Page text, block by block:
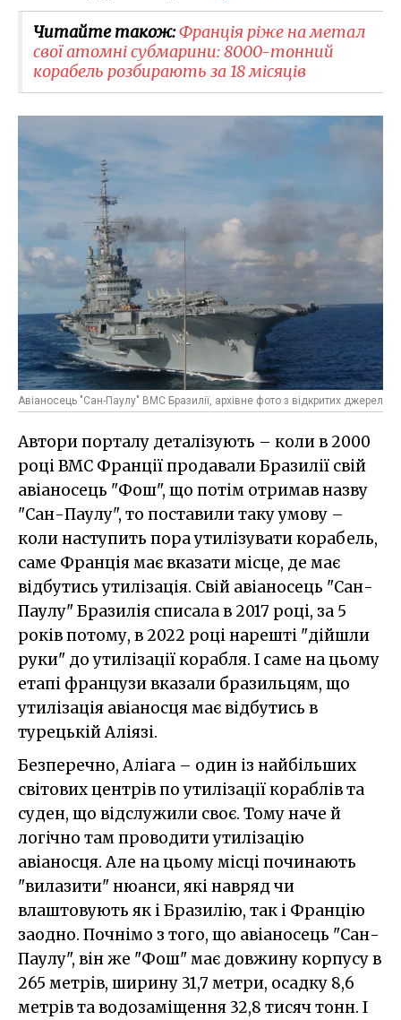
Читайте також:Франція ріже на метал
свої атомні субмарини: 8000-тонний
корабель розбирають за 18 місяців
Авіаносець "Сан-Паулу" ВМС Бразилії, архівне фото з відкритих джерел
Автори порталу деталізують – коли в 2000
році ВМС Франції продавали Бразилії свій
авіаносець "Фош", що потім отримав назву
"Сан-Паулу", то поставили таку умову –
коли наступить пора утилізувати корабель,
саме Франція має вказати місце, де має
відбутись утилізація. Свій авіаносець "Сан-
Паулу" Бразилія списала в 2017 році, за 5
років потому, в 2022 році нарешті "дійшли
руки" до утилізації корабля. І саме на цьому
етапі французи вказали бразильцям, що
утилізація авіаносця має відбутись в
турецькій Аліязі.
Безперечно, Аліага – один із найбільших
світових центрів по утилізації кораблів та
суден, що відслужили своє. Тому наче й
логічно там проводити утилізацію
авіаносця. Але на цьому місці починають
"вилазити" нюанси, які навряд чи
влаштовують як і Бразилію, так і Францію
заодно. Почнімо з того, що авіаносець "Сан-
Паулу", він же "Фош" має довжину корпусу в
265 метрів, ширину 31,7 метри, осадку 8,6
метрів та водозаміщення 32,8 тисяч тонн. І